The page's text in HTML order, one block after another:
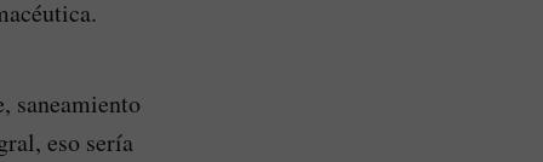
saneamiento
eso sería